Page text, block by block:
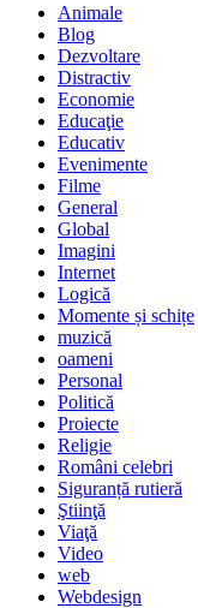
Animale
Blog
Dezvoltare
Distractiv
Economie
Educaţie
Educativ
Evenimente
Filme
General
Global
Imagini
Internet
Logică
Momente și schițe
muzică
oameni
Personal
Politică
Proiecte
Religie
Români celebri
Siguranță rutieră
Ştiinţă
Viaţă
Video
web
Webdesign